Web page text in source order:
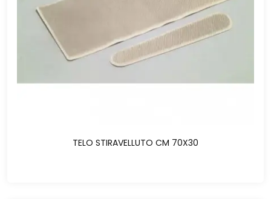
TELO STIRAVELLUTO CM 70X30